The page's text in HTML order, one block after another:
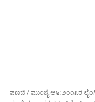
ಪಣಜಿ / ಮುಂಬೈ ಅ೬: ೨೦೧೩ರ